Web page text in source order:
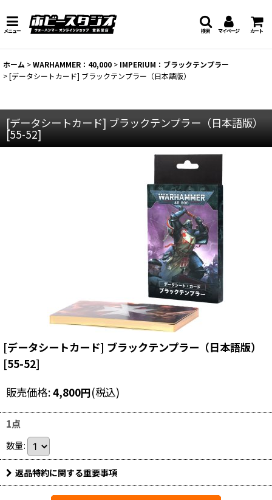
メニュー マイページ カート
検索
ホーム >WARHAMMER：40,000 > IMPERIUM：ブラックテンプラー
>[データシートカード] ブラックテンプラー（日本語版）
[データシートカード] ブラックテンプラー（日本語版）
[55-52]
[データシートカード] ブラックテンプラー（日本語版）
[55-52]
販売価格:4,800円(税込)
1点
数量:
返品特約に関する重要事項